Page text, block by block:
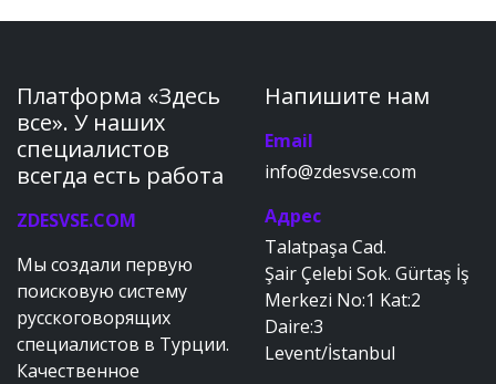
Платформа «Здесь
все». У наших
специалистов
всегда есть работа
ZDESVSE.COM
Мы создали первую
поисковую систему
русскоговорящих
специалистов в Турции.
Качественное
Напишите нам
Email
info@zdesvse.com
Адрес
Talatpaşa Cad.
Şair Çelebi Sok. Gürtaş İş
Merkezi No:1 Kat:2
Daire:3
Levent/İstanbul